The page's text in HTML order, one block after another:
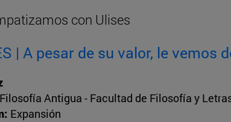
con Ulises
| A pesar de su valor, le
Antigua - Facultad de Filosofía y
Expansión